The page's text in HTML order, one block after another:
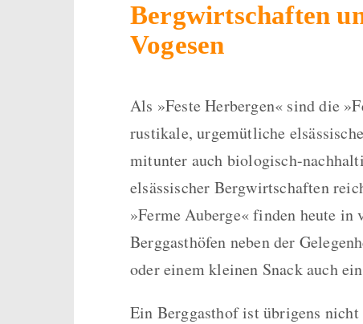
Bergwirtschaften
Vogesen
Als »Feste Herbergen« sind die
rustikale, urgemütliche
mitunter auch biologisch-
elsässischer Bergwirtschaften
»Ferme Auberge« finden heute in
Berggasthöfen neben der
oder einem kleinen Snack auch
Ein Berggasthof ist übrigens